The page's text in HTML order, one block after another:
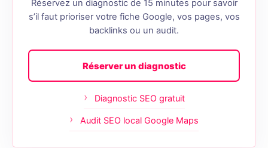
Réservez un diagnostic de 15 minutes pour savoir
s’il faut prioriser votre fiche Google, vos pages, vos
backlinks ou un audit.
Réserver un diagnostic
Diagnostic SEO gratuit
Audit SEO local Google Maps